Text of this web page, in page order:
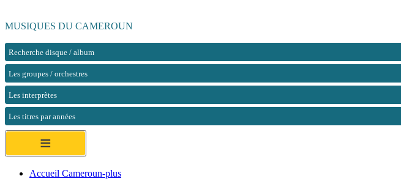
MUSIQUES DU CAMEROUN
Recherche disque / album
Les groupes / orchestres
Les interprètes
Les titres par années
≡
Accueil Cameroun-plus